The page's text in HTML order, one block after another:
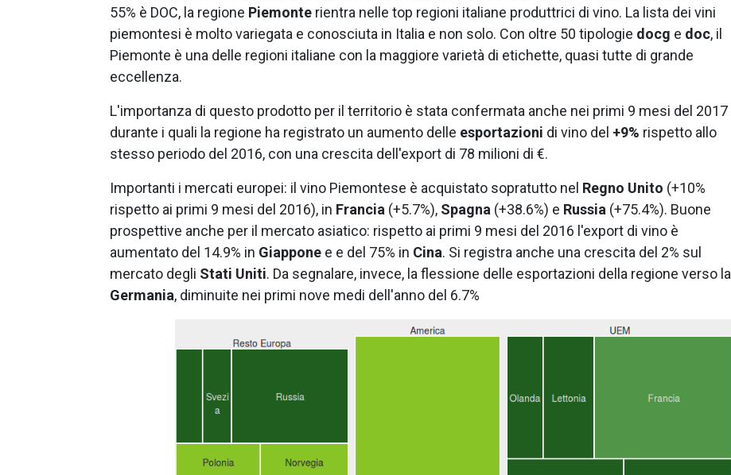
55% è DOC, la regione Piemonte rientra nelle top regioni italiane produttrici di vino. La lista dei vini
piemontesi è molto variegata e conosciuta in Italia e non solo. Con oltre 50 tipologie docg e doc, il
Piemonte è una delle regioni italiane con la maggiore varietà di etichette, quasi tutte di grande
eccellenza.
L'importanza di questo prodotto per il territorio è stata confermata anche nei primi 9 mesi del 2017
durante i quali la regione ha registrato un aumento delle esportazioni di vino del +9% rispetto allo
stesso periodo del 2016, con una crescita dell'export di 78 milioni di €.
Importanti i mercati europei: il vino Piemontese è acquistato sopratutto nel Regno Unito (+10%
rispetto ai primi 9 mesi del 2016), in Francia (+5.7%), Spagna (+38.6%) e Russia (+75.4%). Buone
prospettive anche per il mercato asiatico: rispetto ai primi 9 mesi del 2016 l'export di vino è
aumentato del 14.9% in Giappone e e del 75% in Cina. Si registra anche una crescita del 2% sul
mercato degli Stati Uniti. Da segnalare, invece, la flessione delle esportazioni della regione verso la
Germania, diminuite nei primi nove medi dell'anno del 6.7%